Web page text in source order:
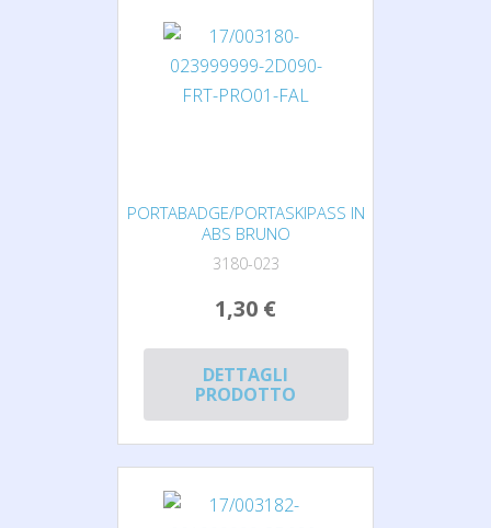
PORTABADGE/PORTASKIPASS IN
ABS BRUNO
3180-023
1,30 €
DETTAGLI
PRODOTTO